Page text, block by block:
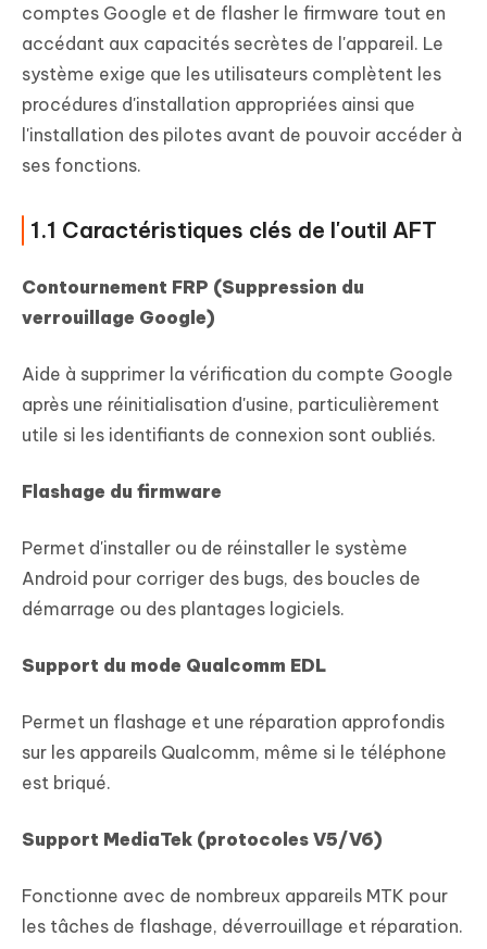
comptes Google et de flasher le firmware tout en
accédant aux capacités secrètes de l'appareil. Le
système exige que les utilisateurs complètent les
procédures d'installation appropriées ainsi que
l'installation des pilotes avant de pouvoir accéder à
ses fonctions.
1.1 Caractéristiques clés de l'outil AFT
Contournement FRP (Suppression du
verrouillage Google)
Aide à supprimer la vérification du compte Google
après une réinitialisation d'usine, particulièrement
utile si les identifiants de connexion sont oubliés.
Flashage du firmware
Permet d'installer ou de réinstaller le système
Android pour corriger des bugs, des boucles de
démarrage ou des plantages logiciels.
Support du mode Qualcomm EDL
Permet un flashage et une réparation approfondis
sur les appareils Qualcomm, même si le téléphone
est briqué.
Support MediaTek (protocoles V5/V6)
Fonctionne avec de nombreux appareils MTK pour
les tâches de flashage, déverrouillage et réparation.